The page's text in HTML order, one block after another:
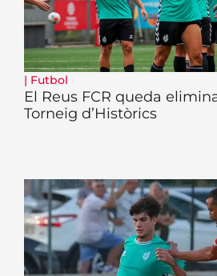
| Futbol
El Reus FCR queda
Torneig d’Històrics